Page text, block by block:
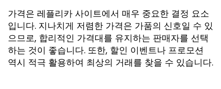
가격은 레플리카 사이트에서 매우 중요한 결정 요소
입니다. 지나치게 저렴한 가격은 가품의 신호일 수 있
으므로, 합리적인 가격대를 유지하는 판매자를 선택
하는 것이 좋습니다. 또한, 할인 이벤트나 프로모션
역시 적극 활용하여 최상의 거래를 찾을 수 있습니다.